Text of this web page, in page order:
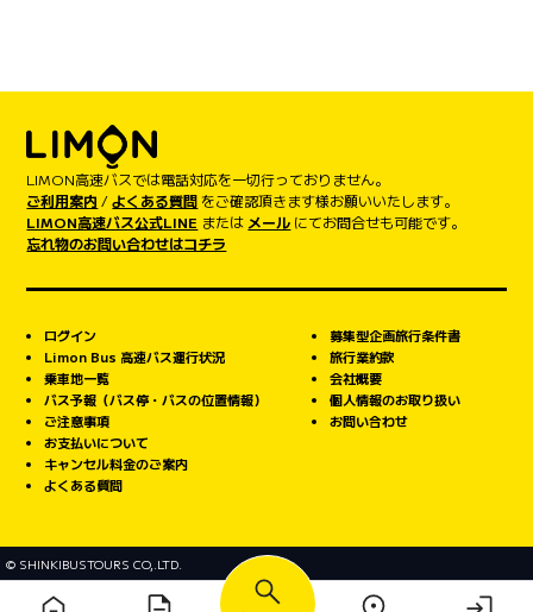
LIMON高速バスでは電話対応を一切行っておりません。
ご利用案内 /よくある質問をご確認頂きます様お願いいたします。
LIMON高速バス公式LINE またはメール にてお問合せも可能です。
忘れ物のお問い合わせはコチラ
ログイン
Limon Bus 高速バス運行状況
乗車地一覧
バス予報（バス停・バスの位置情報）
ご注意事項
お支払いについて
キャンセル料金のご案内
よくある質問
募集型企画旅行条件書
旅行業約款
会社概要
個人情報のお取り扱い
お問い合わせ
© SHINKIBUSTOURS CO,.LTD.